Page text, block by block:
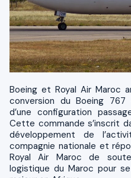
Boeing et Royal Air Maroc annoncent la commande d’une
conversion du Boeing 767
d’une configuration
Cette commande s’inscrit
développement de
compagnie nationale et
Royal Air Maroc de
logistique du Maroc pour